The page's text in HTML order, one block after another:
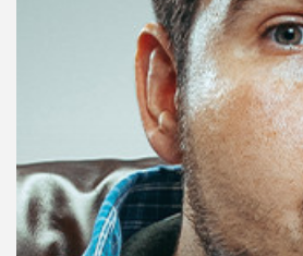
เพลง
บทความ